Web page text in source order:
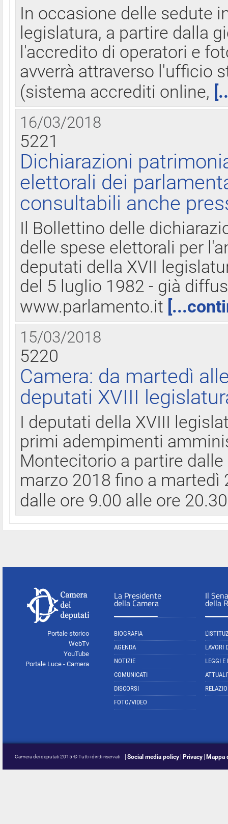
In occasione delle sedute
legislatura, a partire dalla
l'accredito di operatori e
avverrà attraverso l'ufficio
(sistema accrediti online,
16/03/2018
5221
Dichiarazioni
elettorali dei
consultabili anche
Il Bollettino delle
delle spese elettorali per
deputati della XVII
del 5 luglio 1982 - già
www.parlamento.it
15/03/2018
5220
Camera: da martedì
deputati XVIII
I deputati della XVIII
primi adempimenti
Montecitorio a partire
marzo 2018 fino a
dalle ore 9.00 alle ore
Portale storico
WebTv
YouTube
Portale Luce - Camera
La Presidente
della Camera
BIOGRAFIA
AGENDA
NOTIZIE
COMUNICATI
DISCORSI
FOTO/VIDEO
Il
della
LAVORI
LEGGI E
Camera dei deputati 2015 © Tutti i diritti riservati Social media policy Privacy Mappa